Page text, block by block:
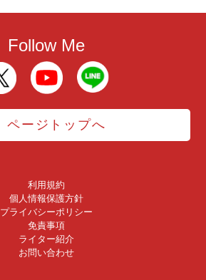
Follow Me
ページトップへ
利用規約
個人情報保護方針
プライバシーポリシー
免責事項
ライター紹介
お問い合わせ